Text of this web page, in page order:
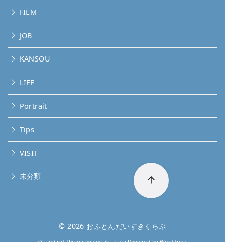
FILM
JOB
KANSOU
LIFE
Portrait
Tips
VISIT
未分類
© 2026 おふとんだいすきくらぶ